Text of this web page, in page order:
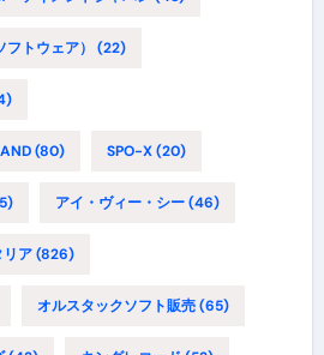
トウェア） (22)
(80) SPO-X(20)
アイ・ヴィー・シー(46)
リア(826)
オルスタックソフト販売(65)